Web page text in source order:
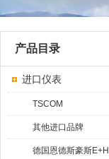
产品目录
进口仪表
TSCOM
其他进口品牌
德国恩德斯豪斯E+H